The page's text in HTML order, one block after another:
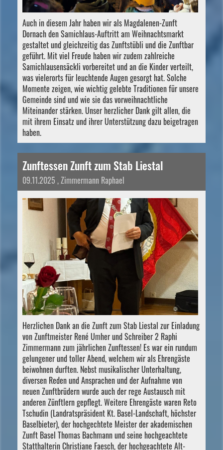
Auch in diesem Jahr haben wir als Magdalenen-Zunft
Dornach den Samichlaus-Auftritt am Weihnachtsmarkt
gestaltet und gleichzeitig das Zunftstübli und die Zunftbar
geführt. Mit viel Freude haben wir zudem zahlreiche
Samichlausensäckli vorbereitet und an die Kinder verteilt,
was vielerorts für leuchtende Augen gesorgt hat. Solche
Momente zeigen, wie wichtig gelebte Traditionen für unsere
Gemeinde sind und wie sie das vorweihnachtliche
Miteinander stärken. Unser herzlicher Dank gilt allen, die
mit ihrem Einsatz und ihrer Unterstützung dazu beigetragen
haben.
Zunftessen Zunft zum Stab Liestal
09.11.2025 , Zimmermann Raphael
Herzlichen Dank an die Zunft zum Stab Liestal zur Einladung
von Zunftmeister René Umher und Schreiber 2 Raphi
Zimmermann zum jährlichen Zunftessen! Es war ein rundum
gelungener und toller Abend, welchem wir als Ehrengäste
beiwohnen durften. Nebst musikalischer Unterhaltung,
diversen Reden und Ansprachen und der Aufnahme von
neuen Zunftbrüdern wurde auch der rege Austausch mit
anderen Zünftlern gepflegt. Weitere Ehrengäste waren Reto
Tschudin (Landratspräsident Kt. Basel-Landschaft, höchster
Baselbieter), der hochgechtete Meister der akademischen
Zunft Basel Thomas Bachmann und seine hochgeachtete
Statthalterin Christiane Faesch, der hochgeachtete Alt-